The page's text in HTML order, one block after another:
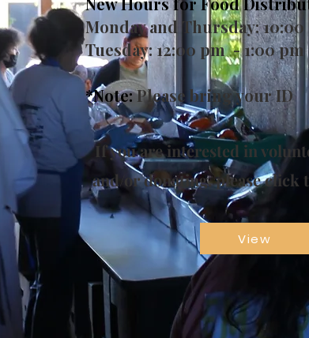
Monday and Thursday:
Tuesday: 12:00 pm - 1:00 pm
*Note:Please bring your ID
If you are interested in
and/or donating, please
View